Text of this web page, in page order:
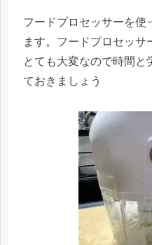
フードプロセッサーを使
ます。フードプロセッサ
とても大変なので時間と
ておきましょう